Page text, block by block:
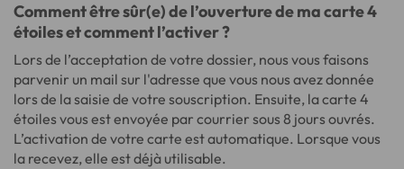
Comment être sûr(e) de l’ouverture de ma carte 4
étoiles et comment l’activer ?
Lors de l’acceptation de votre dossier, nous vous faisons
parvenir un mail sur l'adresse que vous nous avez donnée
lors de la saisie de votre souscription. Ensuite, la carte 4
étoiles vous est envoyée par courrier sous 8 jours ouvrés.
L’activation de votre carte est automatique. Lorsque vous
la recevez, elle est déjà utilisable.